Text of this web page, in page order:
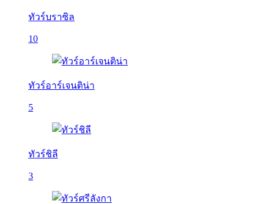
ทัวร์บราซิล
10
ทัวร์อาร์เจนติน่า
5
ทัวร์ชิลี
3